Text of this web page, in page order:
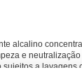
alcalino
e neutralização
sujeitos a lavagens